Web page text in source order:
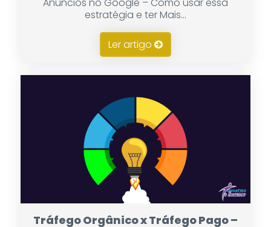
Anúncios no Google – Como usar essa
estratégia e ter Mais...
Ler artigo
Tráfego Orgânico x Tráfego Pago –